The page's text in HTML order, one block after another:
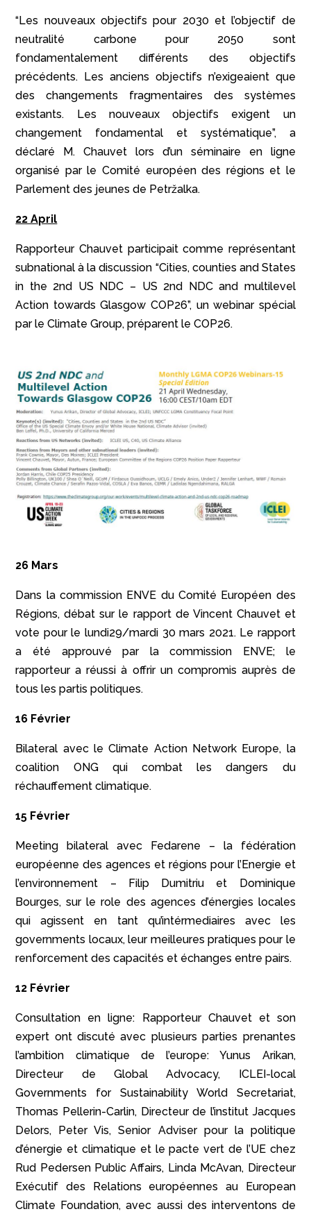
“Les nouveaux objectifs pour 2030 et l’objectif de
neutralité carbone pour 2050 sont
fondamentalement différents des objectifs
précédents. Les anciens objectifs n’exigeaient que
des changements fragmentaires des systèmes
existants. Les nouveaux objectifs exigent un
changement fondamental et systématique”, a
déclaré M. Chauvet lors d’un séminaire en ligne
organisé par le Comité européen des régions et le
Parlement des jeunes de Petržalka.
22 April
Rapporteur Chauvet participait comme représentant
subnational à la discussion “Cities, counties and States
in the 2nd US NDC – US 2nd NDC and multilevel
Action towards Glasgow COP26”, un webinar spécial
par le Climate Group, préparent le COP26.
26 Mars
Dans la commission ENVE du Comité Européen des
Régions, débat sur le rapport de Vincent Chauvet et
vote pour le lundi29/mardi 30 mars 2021. Le rapport
a été approuvé par la commission ENVE; le
rapporteur a réussi à offrir un compromis auprès de
tous les partis politiques.
16 Février
Bilateral avec le Climate Action Network Europe, la
coalition ONG qui combat les dangers du
réchauffement climatique.
15 Février
Meeting bilateral avec Fedarene – la fédération
européenne des agences et régions pour l’Energie et
l’environnement – Filip Dumitriu et Dominique
Bourges, sur le role des agences d’énergies locales
qui agissent en tant qu’intérmediaires avec les
governments locaux, leur meilleures pratiques pour le
renforcement des capacités et échanges entre pairs.
12 Février
Consultation en ligne: Rapporteur Chauvet et son
expert ont discuté avec plusieurs parties prenantes
l’ambition climatique de l’europe: Yunus Arikan,
Directeur de Global Advocacy, ICLEI-local
Governments for Sustainability World Secretariat,
Thomas Pellerin-Carlin, Directeur de l’institut Jacques
Delors, Peter Vis, Senior Adviser pour la politique
d’énergie et climatique et le pacte vert de l’UE chez
Rud Pedersen Public Affairs, Linda McAvan, Directeur
Exécutif des Relations européennes au European
Climate Foundation, avec aussi des interventons de